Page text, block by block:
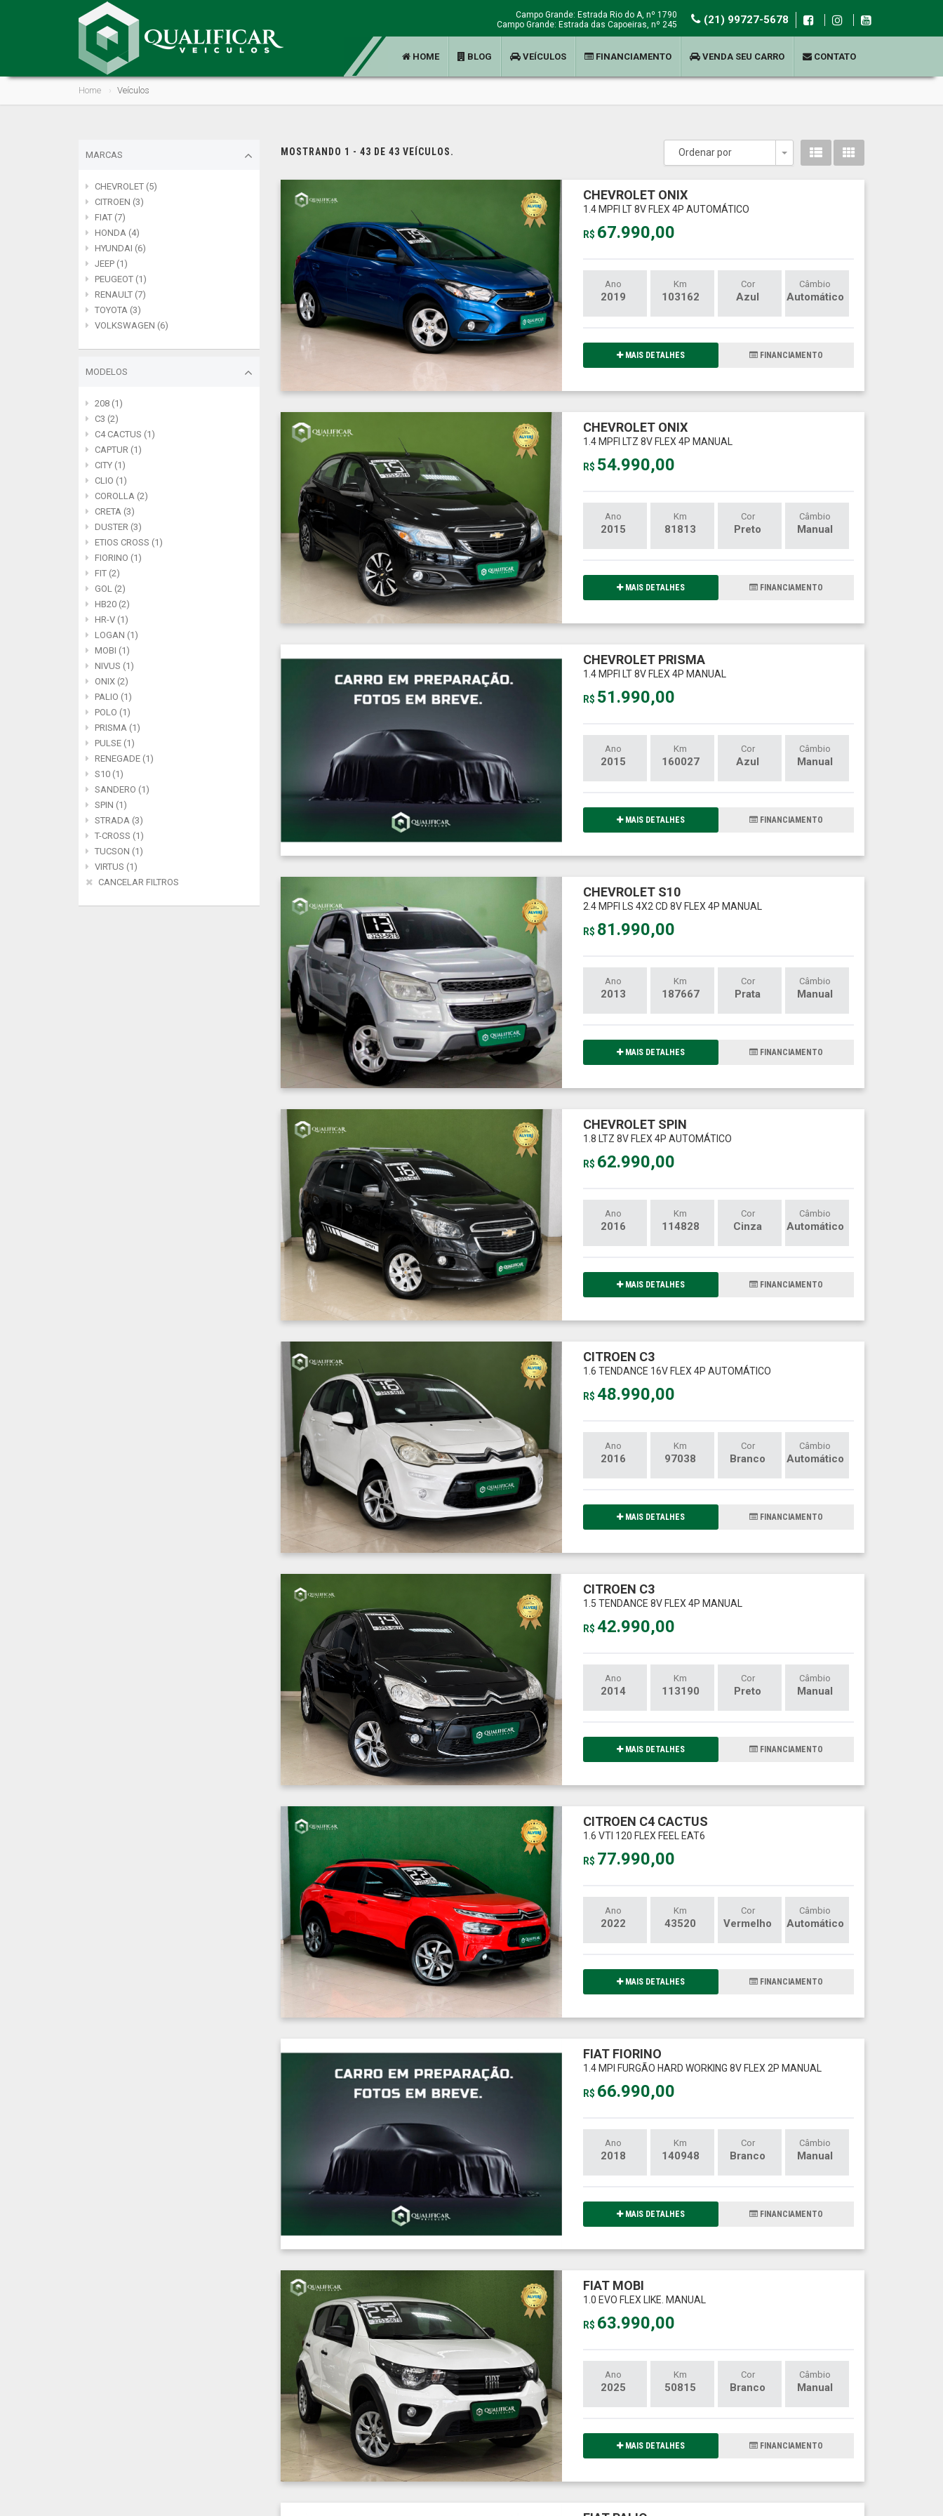
Campo Grande: Estrada Rio do A, nº 1790
Campo Grande: Estrada das Capoeiras, nº 245
(21) 99727-5678
HOME BLOG VEÍCULOS FINANCIAMENTO VENDA SEU CARRO CONTATO
Home Veículos
MARCAS
CHEVROLET (5)
CITROEN (3)
FIAT (7)
HONDA (4)
HYUNDAI (6)
JEEP (1)
PEUGEOT (1)
RENAULT (7)
TOYOTA (3)
VOLKSWAGEN (6)
MODELOS
208 (1)
C3 (2)
C4 CACTUS (1)
CAPTUR (1)
CITY (1)
CLIO (1)
COROLLA (2)
CRETA (3)
DUSTER (3)
ETIOS CROSS (1)
FIORINO (1)
FIT (2)
GOL (2)
HB20 (2)
HR-V (1)
LOGAN (1)
MOBI (1)
NIVUS (1)
ONIX (2)
PALIO (1)
POLO (1)
PRISMA (1)
PULSE (1)
RENEGADE (1)
S10 (1)
SANDERO (1)
SPIN (1)
STRADA (3)
T-CROSS (1)
TUCSON (1)
VIRTUS (1)
CANCELAR FILTROS
MOSTRANDO 1 - 43 DE 43 VEÍCULOS. Ordenar por
Toggle Dropdown
CHEVROLET ONIX
1.4 MPFI LT 8V FLEX 4P AUTOMÁTICO
R$ 67.990,00
Ano
2019
Km
103162
Cor
Azul
Câmbio
Automático
MAIS DETALHES FINANCIAMENTO
CHEVROLET ONIX
1.4 MPFI LTZ 8V FLEX 4P MANUAL
R$ 54.990,00
Ano
2015
Km
81813
Cor
Preto
Câmbio
Manual
MAIS DETALHES FINANCIAMENTO
CHEVROLET PRISMA
1.4 MPFI LT 8V FLEX 4P MANUAL
R$ 51.990,00
Ano
2015
Km
160027
Cor
Azul
Câmbio
Manual
MAIS DETALHES FINANCIAMENTO
CHEVROLET S10
2.4 MPFI LS 4X2 CD 8V FLEX 4P MANUAL
R$ 81.990,00
Ano
2013
Km
187667
Cor
Prata
Câmbio
Manual
MAIS DETALHES FINANCIAMENTO
CHEVROLET SPIN
1.8 LTZ 8V FLEX 4P AUTOMÁTICO
R$ 62.990,00
Ano
2016
Km
114828
Cor
Cinza
Câmbio
Automático
MAIS DETALHES FINANCIAMENTO
CITROEN C3
1.6 TENDANCE 16V FLEX 4P AUTOMÁTICO
R$ 48.990,00
Ano
2016
Km
97038
Cor
Branco
Câmbio
Automático
MAIS DETALHES FINANCIAMENTO
CITROEN C3
1.5 TENDANCE 8V FLEX 4P MANUAL
R$ 42.990,00
Ano
2014
Km
113190
Cor
Preto
Câmbio
Manual
MAIS DETALHES FINANCIAMENTO
CITROEN C4 CACTUS
1.6 VTI 120 FLEX FEEL EAT6
R$ 77.990,00
Ano
2022
Km
43520
Cor
Vermelho
Câmbio
Automático
MAIS DETALHES FINANCIAMENTO
FIAT FIORINO
1.4 MPI FURGÃO HARD WORKING 8V FLEX 2P MANUAL
R$ 66.990,00
Ano
2018
Km
140948
Cor
Branco
Câmbio
Manual
MAIS DETALHES FINANCIAMENTO
FIAT MOBI
1.0 EVO FLEX LIKE. MANUAL
R$ 63.990,00
Ano
2025
Km
50815
Cor
Branco
Câmbio
Manual
MAIS DETALHES FINANCIAMENTO